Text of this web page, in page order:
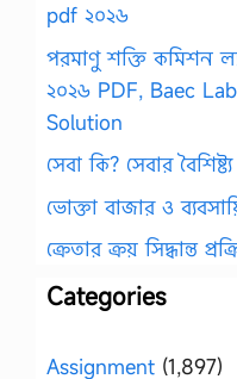
pdf ২০২৬
পরমাণু শক্তি কমিশন
২০২৬ PDF, Baec
Solution
সেবা কি? সেবার
ভোক্তা বাজার ও
ক্রেতার ক্রয় সিদ্ধান্ত
Categories
Assignment (1,897)